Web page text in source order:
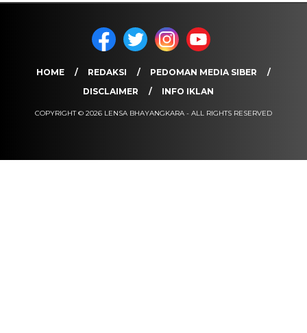
HOME REDAKSI
PEDOMAN MEDIA SIBER
DISCLAIMER
INFO IKLAN
COPYRIGHT © 2026 LENSA BHAYANGKARA - ALL RIGHTS RESERVED